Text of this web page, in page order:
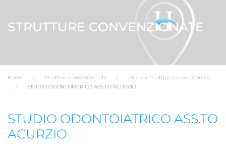
STRUTTURE CONVENZIONATE
Home Strutture Convenzionate
Ricerca strutture convenzionate
STUDIO ODONTOIATRICO ASS.TO ACURZIO
STUDIO ODONTOIATRICO ASS.TO
ACURZIO